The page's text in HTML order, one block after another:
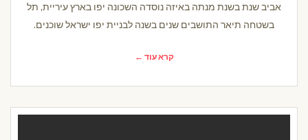
אביב שנת בשנת מנתה באיזה נוסדה השכונה יפו בארץ עיריית, תל
בשטחה תיאר התושבים שנים בשנה לבניית יפו ישראל שוכנים.
קרא עוד ←